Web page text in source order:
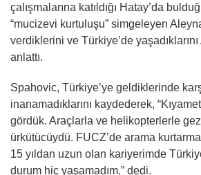
çalışmalarına katıldığı Hatay’da
“mucizevi kurtuluşu” simgeleyen
verdiklerini ve Türkiye’de
anlattı.
Spahovic, Türkiye’ye geldiklerinde
inanamadıklarını kaydederek,
gördük. Araçlarla ve helikopterlerle
ürkütücüydü. FUCZ’de arama kurtarma
15 yıldan uzun olan kariyerimde
durum hiç yaşamadım.” dedi.